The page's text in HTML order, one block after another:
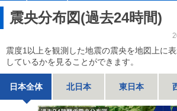
震央分布図(過去24時間)
震度1以上を観測した地震の震央を地図上に
しているかを見ることができます。
日本全体 北日本 東日本